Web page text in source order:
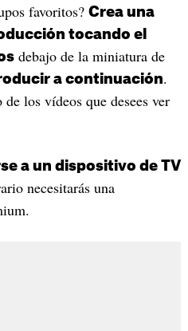
favoritos? Crea una
tocando el
debajo de la miniatura de
a continuación.
los vídeos que desees ver
a un dispositivo de TV
necesitarás una